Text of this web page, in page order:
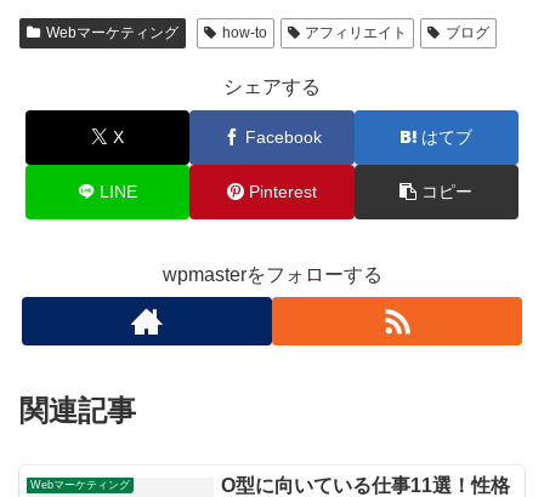
Webマーケティング how-to アフィリエイト ブログ
シェアする
X Facebook はてブ
LINE Pinterest コピー
wpmasterをフォローする
関連記事
Webマーケティング
O型に向いている仕事11選！性格